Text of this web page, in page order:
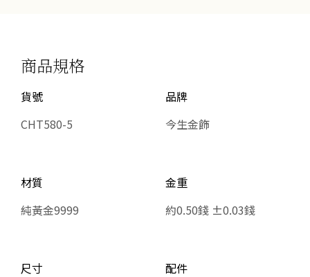
商品規格
貨號
CHT580-5
品牌
今生金飾
材質
純黃金9999
金重
約0.50錢 ±0.03錢
尺寸
配件